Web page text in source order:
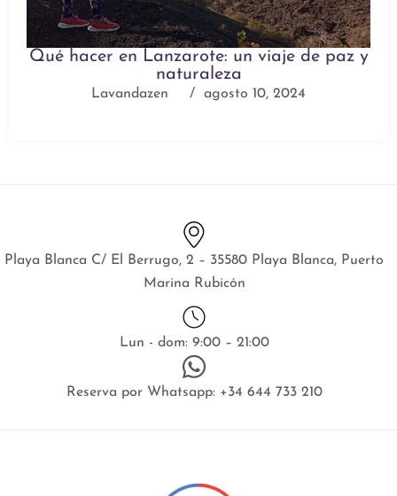
Qué hacer en Lanzarote: un viaje de paz y
naturaleza
Lavandazen / agosto 10, 2024
Playa Blanca C/ El Berrugo, 2 – 35580 Playa Blanca, Puerto
Marina Rubicón
Lun - dom: 9:00 – 21:00
Reserva por Whatsapp: +34 644 733 210